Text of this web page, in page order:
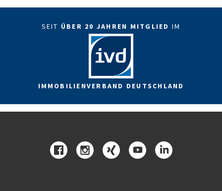
SEIT ÜBER 20 JAHREN MITGLIED IM
IMMOBILIENVERBAND DEUTSCHLAND